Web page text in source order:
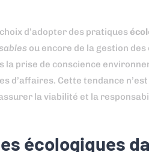
d’adopter des pratiques
ou encore de la gestion
la prise de conscience
Cette tendance
la viabilité et la
écologiques